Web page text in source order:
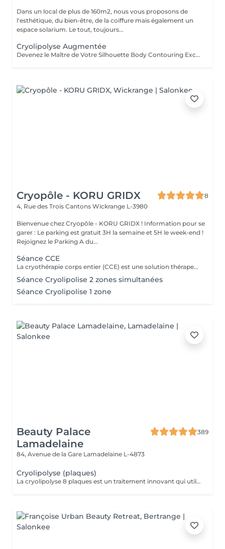
Dans un local de plus de 160m2, nous vous proposons de
l'esthétique, du bien-être, de la coiffure mais également un
espace solarium. Le tout, toujours...
Cryolipolyse Augmentée
Devenez le Maître de Votre Silhouette Body Contouring Exclusif Vous aspirez à redéfinir votre silhouette, dire adieu à la peau d'orange, et être prête pour votre summer body ? Ressentez-vous le besoin d'être accompagnée par des professionnelles pour retrouver le corps qui vous fait vous sentir au mieux ? Arboria Beauty est là pour concrétiser vos objectifs! Le Body Contouring by CONTOUR PARIS® offre une solution complète, personnalisée et unique grâce à la combinaison de trois technologies de pointe : La Cryolipolyse Augmentée, pour affiner votre silhouette sur mesure. Le Laser Diode Focalisé, pour atténuer la cellulite. Le Palber-Rouler Mécanique, pour raffermir la beau. Laissez-nous vous guider vers une transformation qui révélera votre meilleure version ! Arboria Beauty détient l'exclusivité au Luxembourg pour vous offrir en avant-première le Body Contouring by CONTOUR PARIS®, une expérience minceur unique en son genre dans le domaine de médecine esthétique.
Cryopôle - KORU GRIDX
8
4, Rue des Trois Cantons Wickrange L-3980
Bienvenue chez Cryopôle - KORU GRIDX ! Information pour se
garer : Le parking est gratuit 3H la semaine et 5H le week-end !
Rejoignez le Parking A du...
Séance CCE
La cryothérapie corps entier (CCE) est une solution thérapeutique non médicamenteuse par le froid. Elle utilise l'action du froid en produisant un effet antalgique et anti-inflammatoire sur tout le corps dans de nombreux domaines : médical, sportif, bien-être et esthétique.
Séance Cryolipolise 2 zones simultanées
Séance Cryolipolise 1 zone
Beauty Palace
Lamadelaine
389
84, Avenue de la Gare Lamadelaine L-4873
Cryolipolyse (plaques)
La cryolipolyse 8 plaques est un traitement innovant qui utilise des plaques en silicone refroidissantes pour cibler et éliminer définitivement jusqu'à 40 % des cellules graisseuses dans les zones traitées. Grâce à un processus de refroidissement contrôlé, les cellules graisseuses sont cristallisées, puis éliminées naturellement par l'organisme au fil des semaines, offrant des résultats visibles sans chirurgie ni temps de récupération.